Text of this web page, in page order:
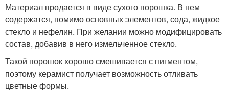
Материал продается в виде сухого порошка. В нем
содержатся, помимо основных элементов, сода, жидкое
стекло и нефелин. При желании можно модифицировать
состав, добавив в него измельченное стекло.
Такой порошок хорошо смешивается с пигментом,
поэтому керамист получает возможность отливать
цветные формы.